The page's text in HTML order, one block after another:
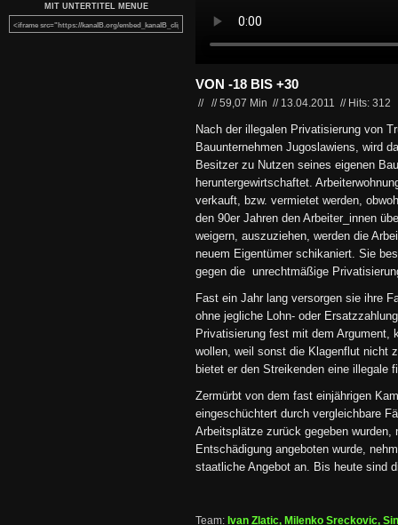
MIT UNTERTITEL MENUE
VON -18 BIS +30
// //59,07 Min // 13.04.2011 // Hits: 312
Nach der illegalen Privatisierung von
Bauunternehmen Jugoslawiens, wird
Besitzer zu Nutzen seines eigenen
heruntergewirtschaftet.
verkauft, bzw. vermietet werden,
den 90er Jahren den Arbeiter_innen
weigern, auszuziehen, werden die
neuem Eigentümer schikaniert. Sie
gegen die unrechtmäßige
Fast ein Jahr lang versorgen sie ihre
ohne jegliche Lohn- oder
Privatisierung fest mit dem Argument,
wollen, weil sonst die Klagenflut nicht
bietet er den Streikenden eine illegale
Zermürbt von dem fast einjährigen
eingeschüchtert durch vergleichbare
Arbeitsplätze zurück gegeben wurden,
Entschädigung angeboten wurde,
staatliche Angebot an. Bis heute sind
Team: Ivan Zlatic, Milenko Sreckovic,